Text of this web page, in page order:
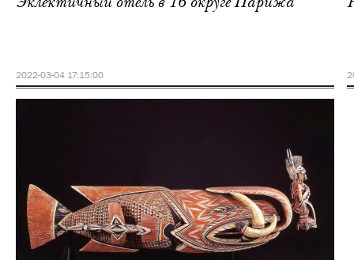
2022-03-04 17:15:00